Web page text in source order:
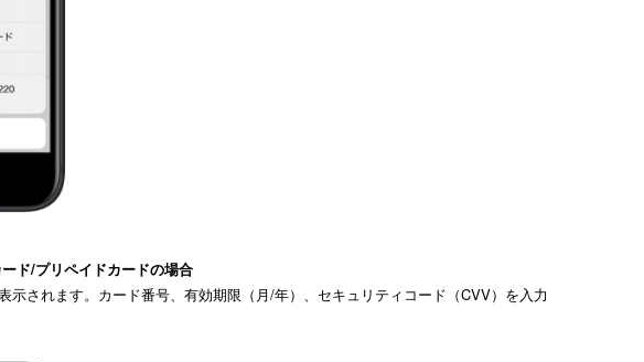
ド/プリペイドカードの場合
示されます。カード番号、有効期限（月/年）、セキュリティコード（CVV）を入力